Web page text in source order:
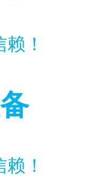
！
！